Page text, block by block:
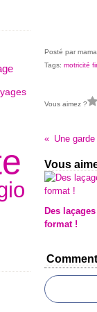
Posté par
Tags: motricité
Vous aimez ?
Une
Vous
Des
format !